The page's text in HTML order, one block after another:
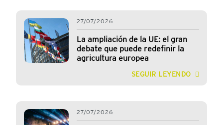
27/07/2026
La ampliación de la UE: el gran
debate que puede redefinir la
agricultura europea
SEGUIR LEYENDO
27/07/2026